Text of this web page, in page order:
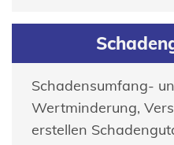
Schadensumfang-
Wertminderung,
erstellen